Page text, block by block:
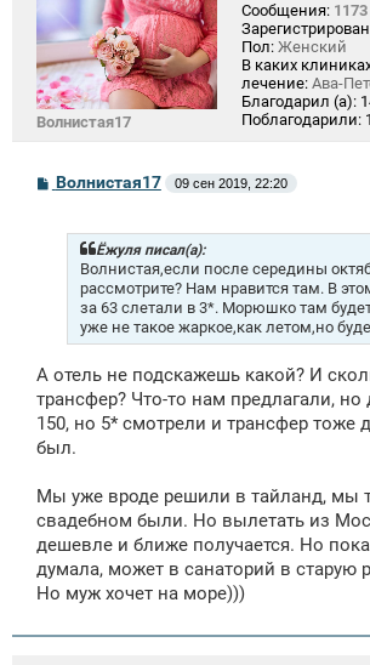
Волнистая17
Сообщения: 1173
Пол: Женский
В каких
лечение: Ава-
Благодарил (а):
Поблагодарили:
СВолнистая17 09 сен 2019, 22:20
Ёжуля писал(а):
Волнистая,если после середины
рассмотрите? Нам нравится там. В
за 63 слетали в 3*. Морюшко там
уже не такое жаркое,как летом,но
А отель не подскажешь какой? И
трансфер? Что-то нам предлагали,
150, но 5* смотрели и трансфер тоже
был.
Мы уже вроде решили в тайланд, мы
свадебном были. Но вылетать из
дешевле и ближе получается. Но
думала, может в санаторий в старую
Но муж хочет на море)))